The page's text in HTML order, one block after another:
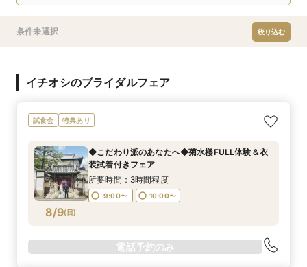
条件未選択 絞り込む
イチオシのブライダルフェア
試食会 特典あり
8/9(日)
◆こだわり派のあなたへ◆菊水楼FULL体験＆衣
装試着付きフェア
所要時間：3時間程度
9:00〜 10:00〜
電話予約のみ